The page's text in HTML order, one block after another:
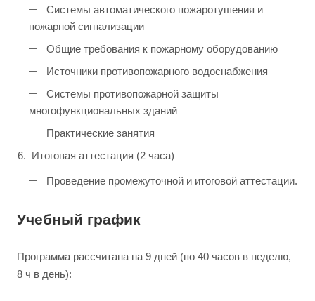
Системы автоматического пожаротушения и
пожарной сигнализации
Общие требования к пожарному оборудованию
Источники противопожарного водоснабжения
Системы противопожарной защиты
многофункциональных зданий
Практические занятия
Итоговая аттестация (2 часа)
Проведение промежуточной и итоговой аттестации.
Учебный график
Программа рассчитана на 9 дней (по 40 часов в неделю,
8 ч в день):